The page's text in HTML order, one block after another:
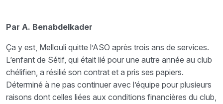
Par A. Benabdelkader
Ça y est, Mellouli quitte l’ASO après trois ans de services.
L’enfant de Sétif, qui était lié pour une autre année au club
chélifien, a résilié son contrat et a pris ses papiers.
Déterminé à ne pas continuer avec l’équipe pour plusieurs
raisons dont celles liées aux conditions financières du club,